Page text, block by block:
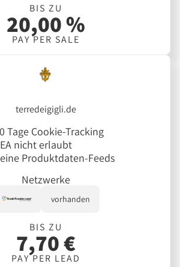
BIS ZU
20,00 %
PAY PER SALE
terredeigigli.de
Tage Cookie-Tracking
nicht erlaubt
Produktdaten-Feeds
Netzwerke
vorhanden
BIS ZU
7,70 €
PAY PER LEAD